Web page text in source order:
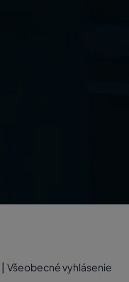
| Všeobecné vyhlásenie